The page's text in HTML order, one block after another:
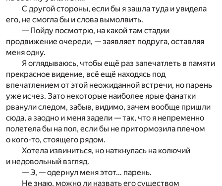
С другой стороны, если бы я зашла туда и увидела
его, не смогла бы и слова вымолвить.
— Пойду посмотрю, на какой там стадии
продвижение очереди, — заявляет подруга, оставляя
меня одну.
Я оглядываюсь, чтобы ещё раз запечатлеть в памяти
прекрасное видение, всё ещё находясь под
впечатлением от этой неожиданной встречи, но парень
уже исчез. Зато некоторые наиболее ярые фанатки
рванули следом, забыв, видимо, зачем вообще пришли
сюда, а заодно и меня задели — так, что я непременно
полетела бы на пол, если бы не притормозила плечом
о кого-то, стоящего рядом.
Хотела извиниться, но наткнулась на колючий
и недовольный взгляд.
— Э, — одернул меня этот… парень.
Не знаю, можно ли назвать его существом